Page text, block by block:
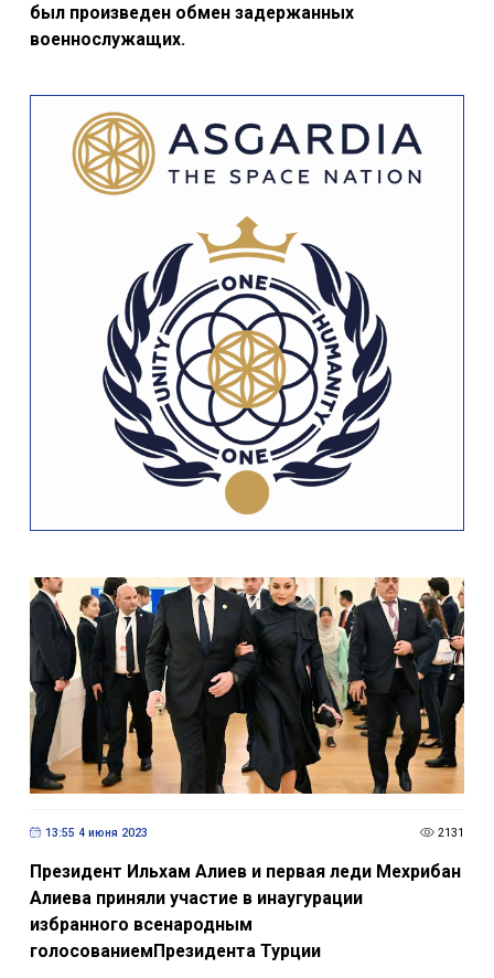
был произведен обмен задержанных
военнослужащих.
13:55 4 июня 2023 2131
Президент Ильхам Алиев и первая леди Мехрибан
Алиева приняли участие в инаугурации
избранного всенародным
голосованиемПрезидента Турции